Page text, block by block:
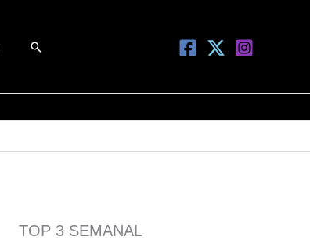
Buscar
TOP 3 SEMANAL